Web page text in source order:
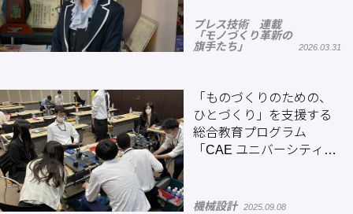
プレス技術 連載
「モノづくり革新の
旗手たち」
2026.03.31
「ものづくりのための、
ひとづくり」を支援する
総合教育プログラム
「CAE ユニバーシティ」
機械設計 2025.09.08